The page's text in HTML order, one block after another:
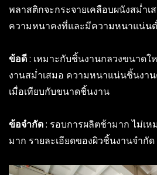
พลาสติกจะกระจายเคลือบผนังสม่ำ
ความหนาคงที่และมีความหนาแน่น
ข้อดี: เหมาะกับชิ้นงานกลวงขนาด
งานสม่ำเสมอ ความหนาแน่นชิ้นงา
เมื่อเทียบกับขนาดชิ้นงาน
ข้อจำกัด: รอบการผลิตช้ามาก ไม่เ
มาก รายละเอียดของผิวชิ้นงานจำกัด